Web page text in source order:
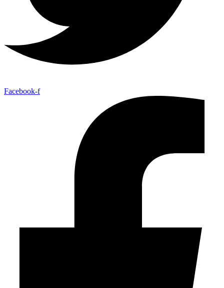
Facebook-f